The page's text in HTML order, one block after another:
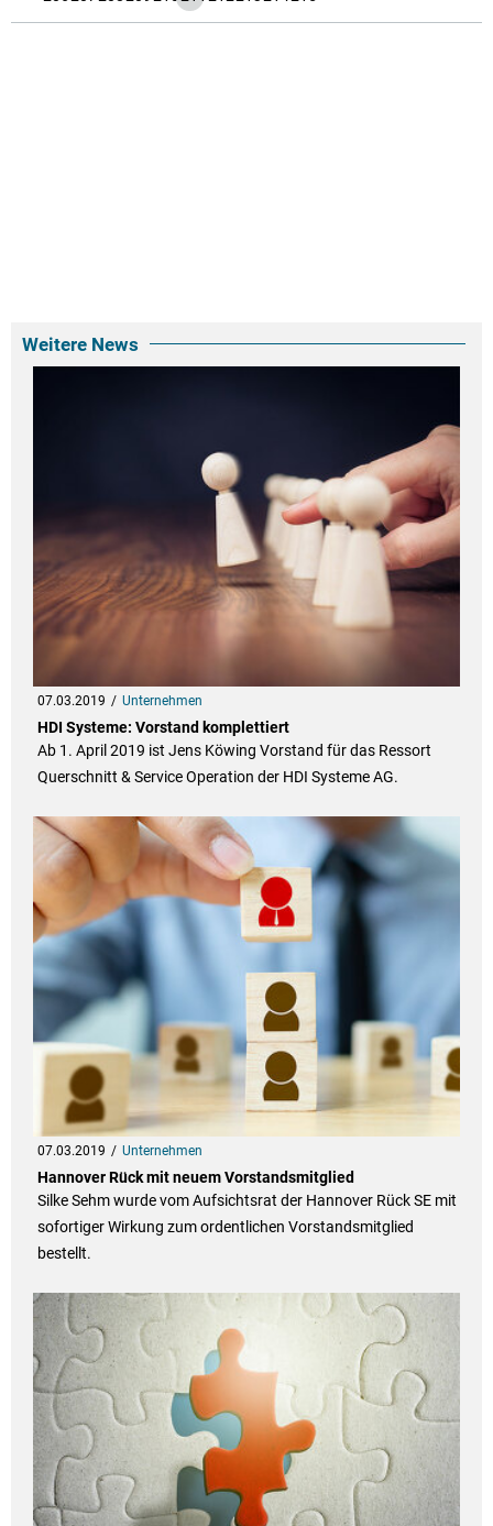
Weitere News
07.03.2019 Unternehmen
HDI Systeme: Vorstand komplettiert
Ab 1. April 2019 ist Jens Köwing Vorstand für das Ressort
Querschnitt & Service Operation der HDI Systeme AG.
07.03.2019 Unternehmen
Hannover Rück mit neuem Vorstandsmitglied
Silke Sehm wurde vom Aufsichtsrat der Hannover Rück SE mit
sofortiger Wirkung zum ordentlichen Vorstandsmitglied
bestellt.